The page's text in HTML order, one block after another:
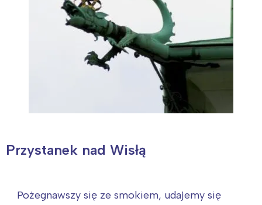
Przystanek nad Wisłą
Pożegnawszy się ze smokiem, udajemy się